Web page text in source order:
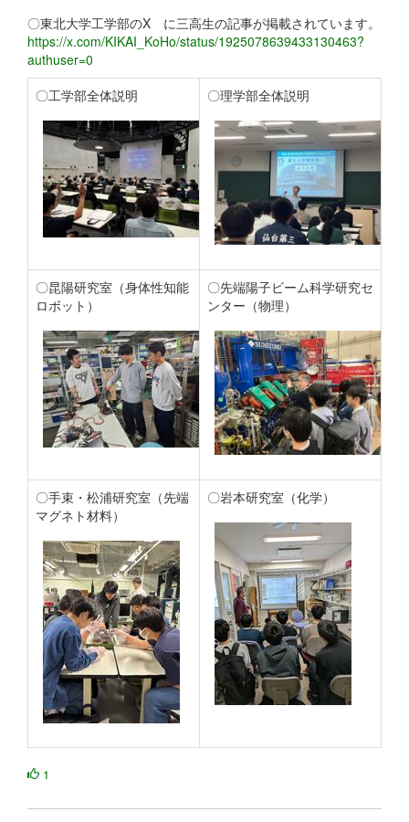
〇東北大学工学部のX に三高生の記事が掲載されています。
https://x.com/KIKAI_KoHo/status/1925078639433130463?
authuser=0
〇工学部全体説明
〇理学部全体説明
〇昆陽研究室（身体性知能
ロボット）
〇先端陽子ビーム科学研究セ
ンター（物理）
〇手束・松浦研究室（先端
マグネト材料）
〇岩本研究室（化学）
1